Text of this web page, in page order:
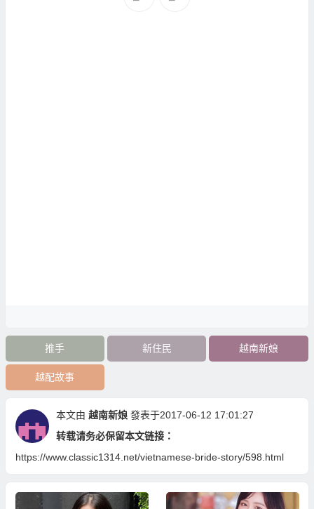
推手 新住民 越南新娘
越配故事
本文由 越南新娘 發表于2017-06-12 17:01:27
转载请务必保留本文链接：
https://www.classic1314.net/vietnamese-bride-story/598.html